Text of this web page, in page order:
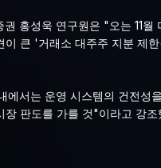
홍성욱 연구원은 "오는 11
큰 '거래소 대주주 지분 제
서는 운영 시스템의 건전성
판도를 가를 것"이라고 강조